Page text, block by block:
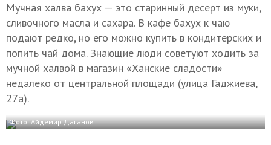
Мучная халва бахух — это старинный десерт из муки,
сливочного масла и сахара. В кафе бахух к чаю
подают редко, но его можно купить в кондитерских и
попить чай дома. Знающие люди советуют ходить за
мучной халвой в магазин «Ханские сладости»
недалеко от центральной площади (улица Гаджиева,
27а).
Фото: Айдемир Даганов